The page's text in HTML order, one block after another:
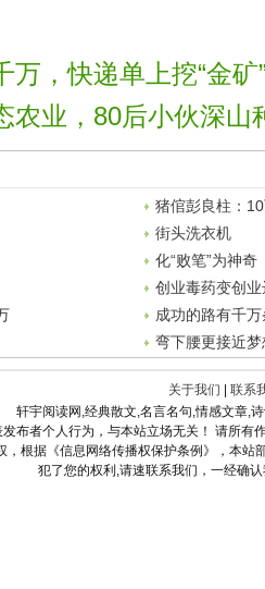
万，快递单上挖“金矿
农业，80后小伙深山
猪倌彭良柱：
翁
街头洗衣机
化“败笔”为神奇
创业毒药变创业
成功的路有千
弯下腰更接近梦
关于我们
联系
轩宇阅读网,经典散文,名言名句,情感文章,
布者个人行为，与本站立场无关！ 请所
，根据《信息网络传播权保护条例》，本
犯了您的权利,请速联系我们，一经确